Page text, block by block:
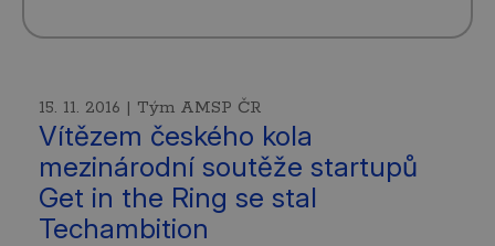
15. 11. 2016 | Tým AMSP ČR
Vítězem českého kola
mezinárodní soutěže startupů
Get in the Ring se stal
Techambition